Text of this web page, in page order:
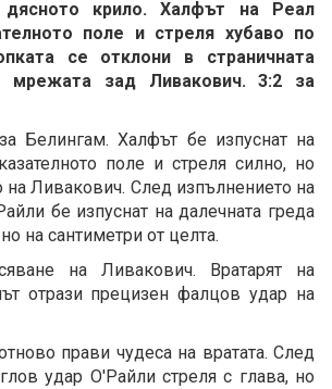
крило. Халфът на Реал
поле и стреля хубаво по
се отклони в страничната
мрежата зад Ливакович. 3:2 за
Белингам. Халфът бе изпуснат на
поле и стреля силно, но
на Ливакович. След изпълнението на
бе изпуснат на далечната греда
на сантиметри от целта.
на Ливакович. Вратарят на
отрази прецизен фалцов удар на
прави чудеса на вратата. След
удар О'Райли стреля с глава, но